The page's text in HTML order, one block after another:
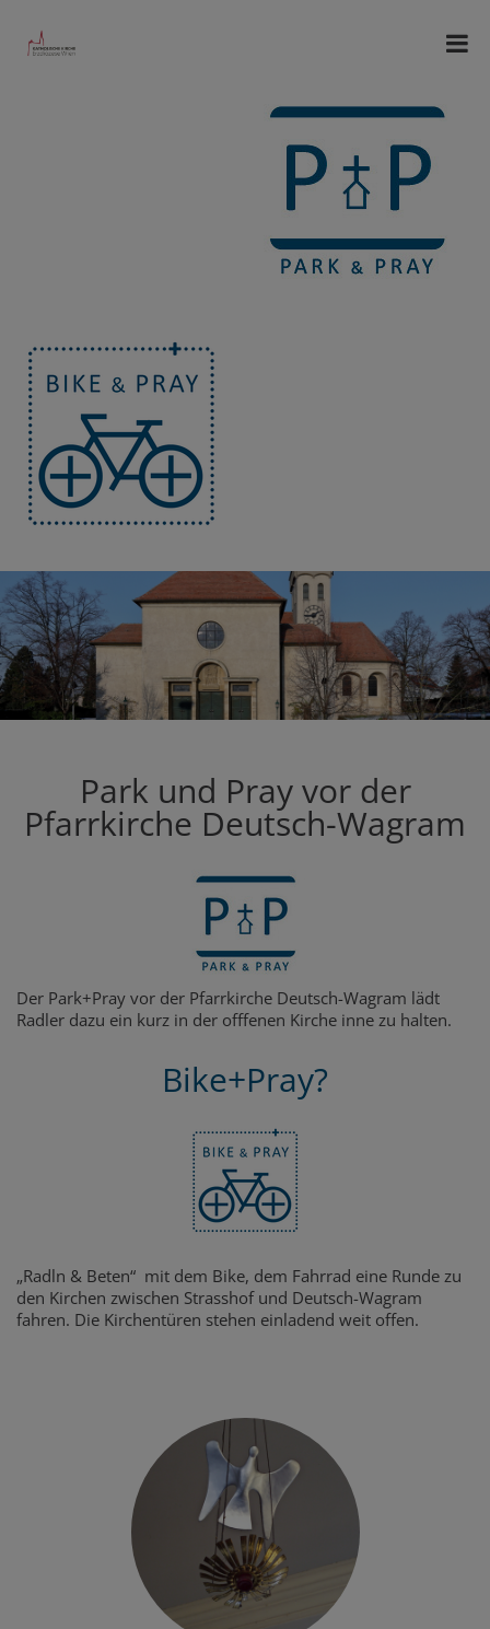
Park und Pray vor der
Pfarrkirche Deutsch-Wagram
Der Park+Pray vor der Pfarrkirche Deutsch-Wagram lädt
Radler dazu ein kurz in der offfenen Kirche inne zu halten.
Bike+Pray?
„Radln & Beten“ mit dem Bike, dem Fahrrad eine Runde zu
den Kirchen zwischen Strasshof und Deutsch-Wagram
fahren. Die Kirchentüren stehen einladend weit offen.